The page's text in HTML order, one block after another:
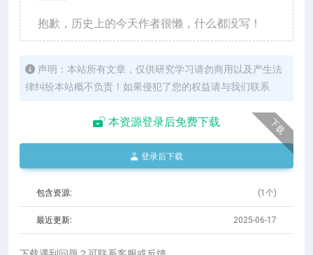
抱歉，历史上的今天作者很懒，什么都没写！
声明：本站所有文章，仅供研究学习请勿商用以及产生法
律纠纷本站概不负责！如果侵犯了您的权益请与我们联系
下载
本资源登录后免费下载
登录后下载
包含资源: (1个)
最近更新: 2025-06-17